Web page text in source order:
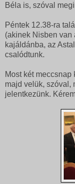
Béla is, szóval
Péntek 12.38-ra
(akinek Nisben van
kajáldánba, az
csalódtunk.
Most két
majd velük, szóval,
jelentkezünk.